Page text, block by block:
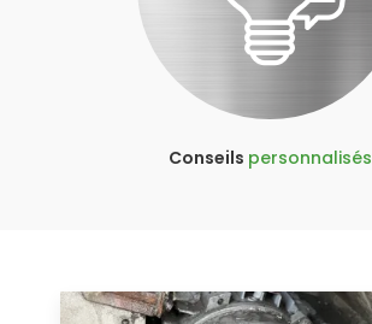
Conseils personnalisés